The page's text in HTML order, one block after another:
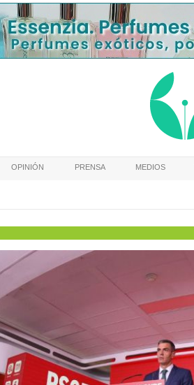
OPINIÓN PRENSA MEDIOS